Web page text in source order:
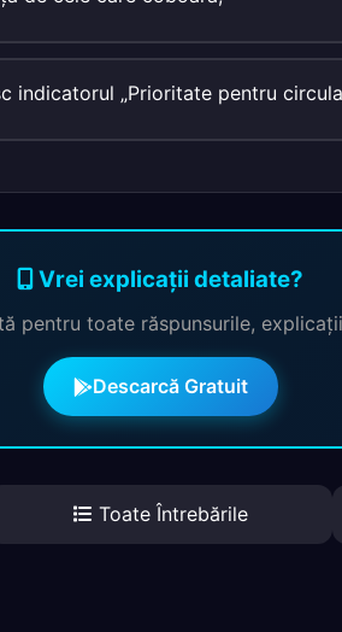
indicatorul „Prioritate pentru
Vrei explicații detaliate?
pentru toate răspunsurile,
Descarcă Gratuit
Toate Întrebările